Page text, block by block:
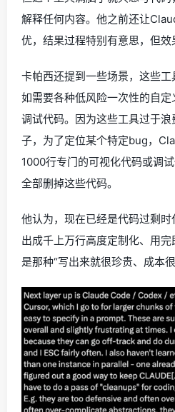
解释任何内容。他之前还让
优，结果过程特别有意思，但效
卡帕西还提到一些场景，这些
如需要各种低风险一次性的自
调试代码。因为这些工具过于浪
子，为了定位某个特定bug，
1000行专门的可视化代码或调
全部删掉这些代码。
他认为，现在已经是代码过剩
出成千上万行高度定制化、用
是那种“写出来就很珍贵、成本很